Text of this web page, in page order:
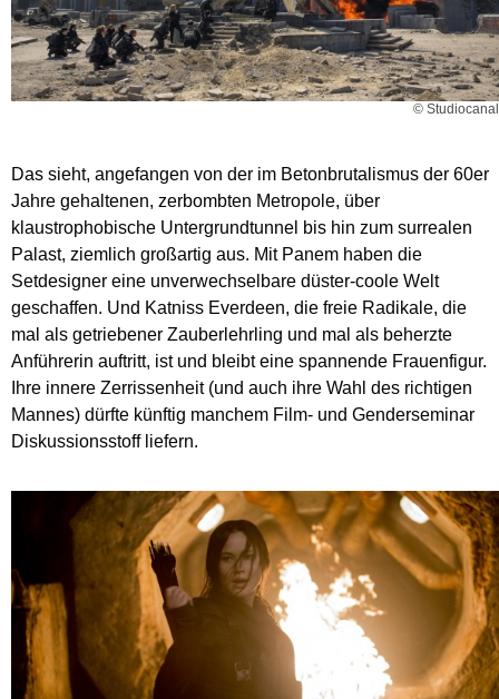
© Studiocanal
Das sieht, angefangen von der im Betonbrutalismus der 60er
Jahre gehaltenen, zerbombten Metropole, über
klaustrophobische Untergrundtunnel bis hin zum surrealen
Palast, ziemlich großartig aus. Mit Panem haben die
Setdesigner eine unverwechselbare düster-coole Welt
geschaffen. Und Katniss Everdeen, die freie Radikale, die
mal als getriebener Zauberlehrling und mal als beherzte
Anführerin auftritt, ist und bleibt eine spannende Frauenfigur.
Ihre innere Zerrissenheit (und auch ihre Wahl des richtigen
Mannes) dürfte künftig manchem Film- und Genderseminar
Diskussionsstoff liefern.